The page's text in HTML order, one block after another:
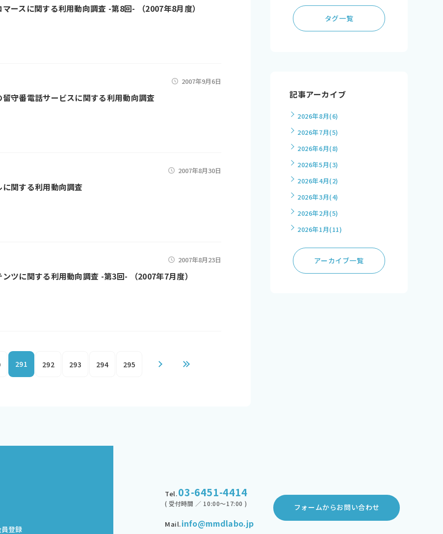
ースに関する利用動向調査 -第8回- （2007年8月度）
2007年9月6日
守番電話サービスに関する利用動向調査
2007年8月30日
に関する利用動向調査
2007年8月23日
ツに関する利用動向調査 -第3回- （2007年7月度）
291 292 293 294 295
タグ一覧
記事アーカイブ
2026年8月(6)
2026年7月(5)
2026年6月(8)
2026年5月(3)
2026年4月(2)
2026年3月(4)
2026年2月(5)
2026年1月(11)
アーカイブ一覧
登録
Tel.03-6451-4414
( 受付時間 ／ 10:00～17:00 )
Mail.info@mmdlabo.jp
フォームからお問い合わせ